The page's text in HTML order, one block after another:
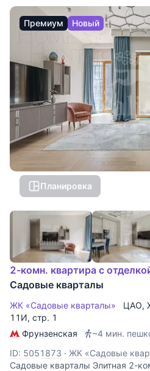
Премиум Новый
Планировка
2-комн. квартира с
Садовые кварталы
ЖК «Садовые кварталы» ЦАО,
11И, стр. 1
Фрунзенская
~4 мин.
ID: 5051873 · ЖК «Садовые
Садовые кварталы Элитная 2-